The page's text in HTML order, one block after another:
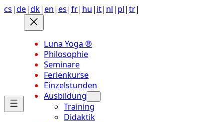
Anchor
Zum
Inhalt
springen
cs|de|dk| en| es|fr| hu| it| nl| pl|tr|
Luna Yoga ®
Philosophie
Seminare
Ferienkurse
Einzelstunden
Ausbildung
Training
Didaktik